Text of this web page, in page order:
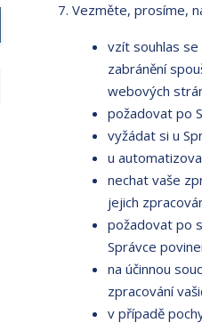
Vezměte, prosíme,
vzít souhlas
zabránění
webových
požadovat po
vyžádat si u
u
nechat vaše
jejich
požadovat po
Správce
na účinnou
zpracování
v případě